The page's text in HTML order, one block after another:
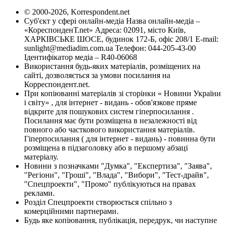
© 2000-2026, Korrespondent.net
Суб'єкт у сфері онлайн-медіа Назва онлайн-медіа –
«КореспонденТ.net» Адреса: 02091, місто Київ,
ХАРКІВСЬКЕ ШОСЕ, будинок 172-Б, офіс 208/1 E-mail:
sunlight@mediadim.com.ua Телефон: 044-205-43-00
Ідентифікатор медіа – R40-06068
Використання будь-яких матеріалів, розміщених на
сайті, дозволяється за умови посилання на
Корреспондент.net.
При копіюванні матеріалів зі сторінки « Новини України
і світу» , для інтернет - видань - обов'язкове пряме
відкрите для пошукових систем гіперпосилання .
Посилання має бути розміщена в незалежності від
повного або часткового використання матеріалів.
Гіперпосилання ( для інтернет - видань) - повинна бути
розміщена в підзаголовку або в першому абзаці
матеріалу.
Новини з позначками "Думка", "Експертиза", "Заява",
"Регіони", "Гроші", "Влада", "Вибори", "Тест-драйв",
"Спецпроекти", "Промо" публікуються на правах
реклами.
Розділ Спецпроекти створюється спільно з
комерційними партнерами.
Будь яке копіювання, публікація, передрук, чи наступне